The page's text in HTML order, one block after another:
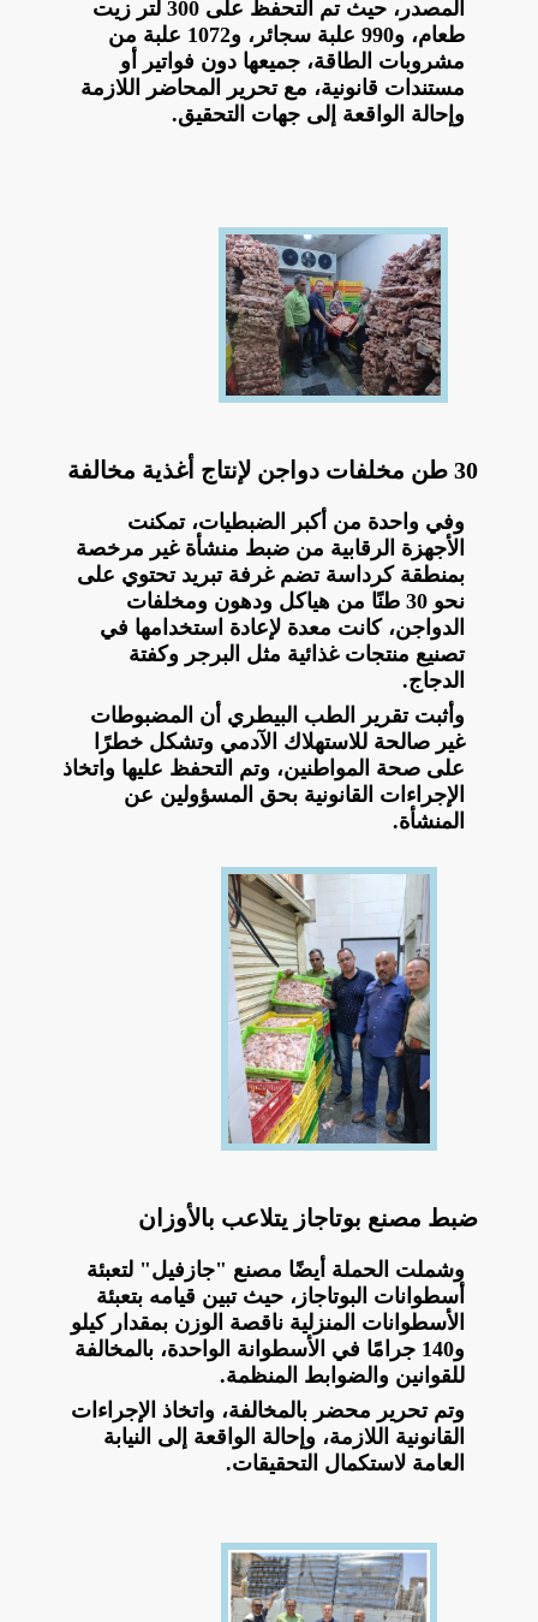
المصدر، حيث تم التحفظ على 300 لتر زيت
طعام، و990 علبة سجائر، و1072 علبة من
مشروبات الطاقة، جميعها دون فواتير أو
مستندات قانونية، مع تحرير المحاضر اللازمة
وإحالة الواقعة إلى جهات التحقيق.
30 طن مخلفات دواجن لإنتاج أغذية مخالفة
وفي واحدة من أكبر الضبطيات، تمكنت
الأجهزة الرقابية من ضبط منشأة غير مرخصة
بمنطقة كرداسة تضم غرفة تبريد تحتوي على
نحو 30 طنًا من هياكل ودهون ومخلفات
الدواجن، كانت معدة لإعادة استخدامها في
تصنيع منتجات غذائية مثل البرجر وكفتة
الدجاج.
وأثبت تقرير الطب البيطري أن المضبوطات
غير صالحة للاستهلاك الآدمي وتشكل خطرًا
على صحة المواطنين، وتم التحفظ عليها واتخاذ
الإجراءات القانونية بحق المسؤولين عن
المنشأة.
ضبط مصنع بوتاجاز يتلاعب بالأوزان
وشملت الحملة أيضًا مصنع "جازفيل" لتعبئة
أسطوانات البوتاجاز، حيث تبين قيامه بتعبئة
الأسطوانات المنزلية ناقصة الوزن بمقدار كيلو
و140 جرامًا في الأسطوانة الواحدة، بالمخالفة
للقوانين والضوابط المنظمة.
وتم تحرير محضر بالمخالفة، واتخاذ الإجراءات
القانونية اللازمة، وإحالة الواقعة إلى النيابة
العامة لاستكمال التحقيقات.